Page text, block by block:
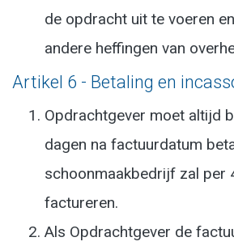
de opdracht uit te voeren
andere heffingen van
Artikel 6 - Betaling en
Opdrachtgever moet altijd
dagen na factuurdatum
schoonmaakbedrijf zal per
factureren.
Als Opdrachtgever de